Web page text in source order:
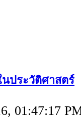
ประวัติศาสตร์
01:47:17